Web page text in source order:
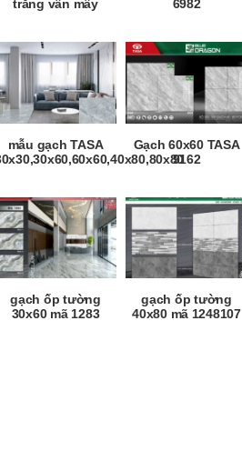
trắng vân mây 6982
mẫu gạch TASA
Gạch 60x60 TASA
9162
gạch ốp tường
30x60 mã 1283
gạch ốp tường
40x80 mã 1248107